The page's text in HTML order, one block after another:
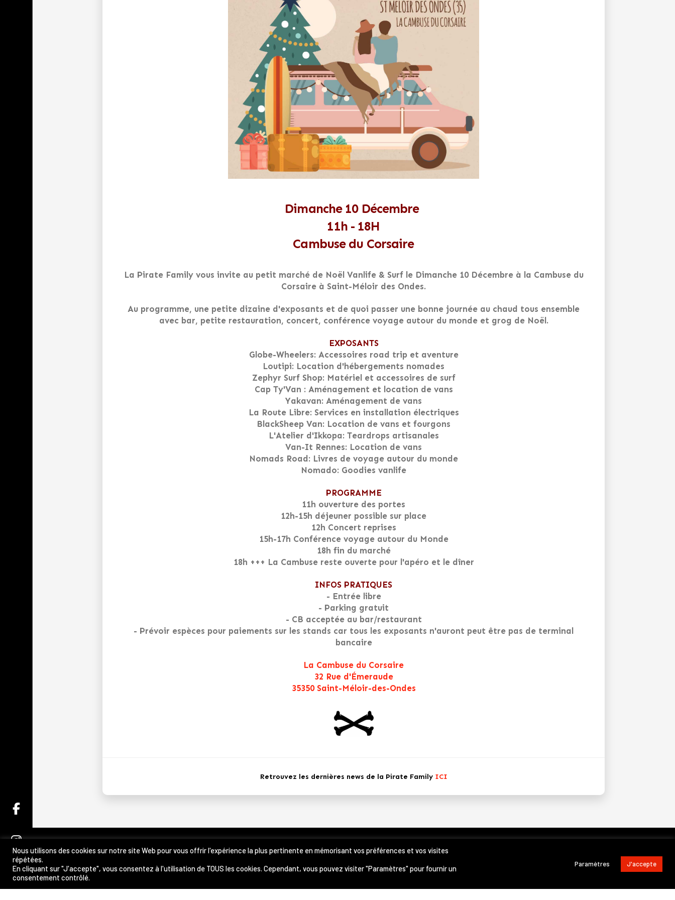
Dimanche 10 Décembre
11h - 18H
Cambuse du Corsaire
La Pirate Family vous invite au petit marché de Noël Vanlife & Surf le Dimanche 10 Décembre à la Cambuse du
Corsaire à Saint-Méloir des Ondes.
Au programme, une petite dizaine d'exposants et de quoi passer une bonne journée au chaud tous ensemble
avec bar, petite restauration, concert, conférence voyage autour du monde et grog de Noël.
EXPOSANTS
Globe-Wheelers: Accessoires road trip et aventure
Loutipi: Location d'hébergements nomades
Zephyr Surf Shop: Matériel et accessoires de surf
Cap Ty'Van : Aménagement et location de vans
Yakavan: Aménagement de vans
La Route Libre: Services en installation électriques
BlackSheep Van: Location de vans et fourgons
L'Atelier d'Ikkopa: Teardrops artisanales
Van-It Rennes: Location de vans
Nomads Road: Livres de voyage autour du monde
Nomado: Goodies vanlife
PROGRAMME
11h ouverture des portes
12h-15h déjeuner possible sur place
12h Concert reprises
15h-17h Conférence voyage autour du Monde
18h fin du marché
18h +++ La Cambuse reste ouverte pour l'apéro et le dîner
INFOS PRATIQUES
- Entrée libre
- Parking gratuit
- CB acceptée au bar/restaurant
- Prévoir espèces pour paiements sur les stands car tous les exposants n'auront peut être pas de terminal
bancaire
La Cambuse du Corsaire
32 Rue d'Émeraude
35350 Saint-Méloir-des-Ondes
Retrouvez les dernières news de la Pirate Family ICI
LA PIRATE FAMILY
Nous utilisons des cookies sur notre site Web pour vous offrir l'expérience la plus pertinente en mémorisant vos préférences et vos visites
répétées.
En cliquant sur "J'accepte", vous consentez à l'utilisation de TOUS les cookies. Cependant, vous pouvez visiter "Paramètres" pour fournir un
consentement contrôlé.
Paramètres J'accepte